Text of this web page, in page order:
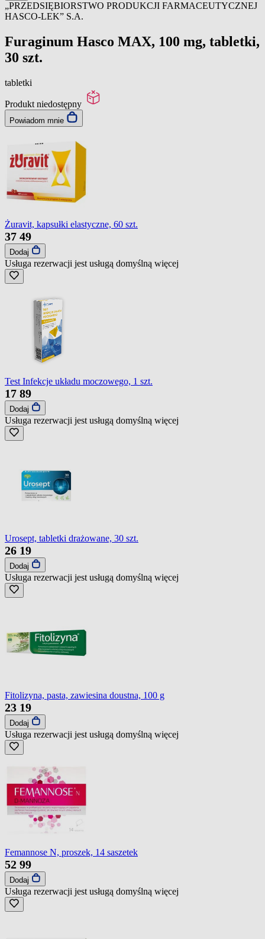
„PRZEDSIĘBIORSTWO PRODUKCJI FARMACEUTYCZNEJ
HASCO-LEK” S.A.
Furaginum Hasco MAX, 100 mg, tabletki,
30 szt.
tabletki
Produkt niedostępny
Powiadom mnie
Żuravit, kapsułki elastyczne, 60 szt.
37 49
Dodaj
Usługa rezerwacji jest usługą domyślną więcej
Test Infekcje układu moczowego, 1 szt.
17 89
Dodaj
Usługa rezerwacji jest usługą domyślną więcej
Urosept, tabletki drażowane, 30 szt.
26 19
Dodaj
Usługa rezerwacji jest usługą domyślną więcej
Fitolizyna, pasta, zawiesina doustna, 100 g
23 19
Dodaj
Usługa rezerwacji jest usługą domyślną więcej
Femannose N, proszek, 14 saszetek
52 99
Dodaj
Usługa rezerwacji jest usługą domyślną więcej